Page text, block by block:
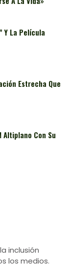
Y La Película
Estrecha Que
Altiplano Con Su
inclusión
los medios.